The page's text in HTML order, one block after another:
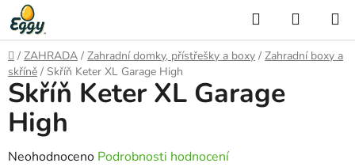
Přejít
na
obsah
Hledat
KOŠÍK
Domů
/ ZAHRADA / Zahradní domky, přístřešky a boxy / Zahradní boxy a
skříně / Skříň Keter XL Garage High
Skříň Keter XL Garage
High
Průměrné
Neohodnoceno Podrobnosti hodnocení